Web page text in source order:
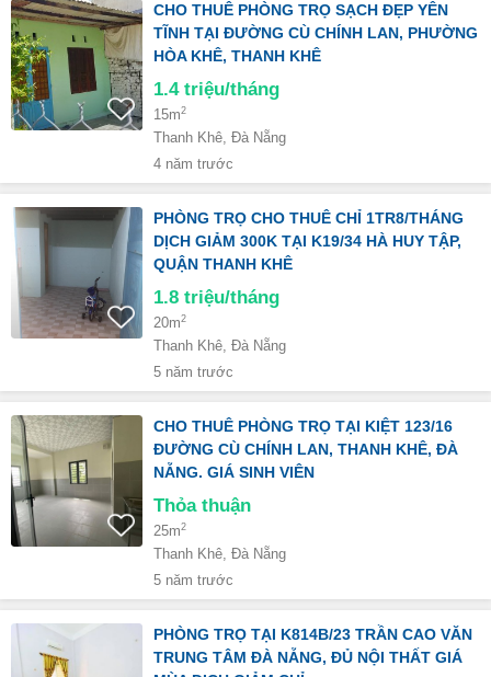
CHO THUÊ PHÒNG TRỌ SẠCH ĐẸP YÊN
TĨNH TẠI ĐƯỜNG CÙ CHÍNH LAN, PHƯỜNG
HÒA KHÊ, THANH KHÊ
1.4 triệu/tháng
15m2
Thanh Khê, Đà Nẵng
4 năm trước
PHÒNG TRỌ CHO THUÊ CHỈ 1TR8/THÁNG
DỊCH GIẢM 300K TẠI K19/34 HÀ HUY TẬP,
QUẬN THANH KHÊ
1.8 triệu/tháng
20m2
Thanh Khê, Đà Nẵng
5 năm trước
CHO THUÊ PHÒNG TRỌ TẠI KIỆT 123/16
ĐƯỜNG CÙ CHÍNH LAN, THANH KHÊ, ĐÀ
NẴNG. GIÁ SINH VIÊN
Thỏa thuận
25m2
Thanh Khê, Đà Nẵng
5 năm trước
PHÒNG TRỌ TẠI K814B/23 TRẦN CAO VĂN
TRUNG TÂM ĐÀ NẴNG, ĐỦ NỘI THẤT GIÁ